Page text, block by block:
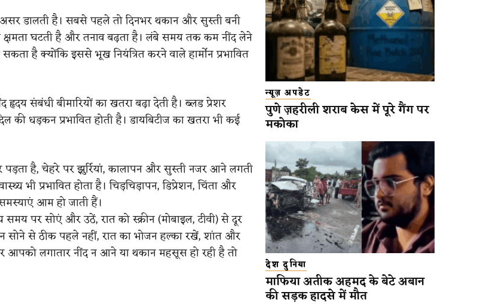
डालती है। सबसे पहले तो दिनभर थकान और सुस्ती बनी
घटती है और तनाव बढ़ता है। लंबे समय तक कम नींद लेने
है क्योंकि इससे भूख नियंत्रित करने वाले हार्मोन प्रभावित
संबंधी बीमारियों का खतरा बढ़ा देती है। ब्लड प्रेशर
की धड़कन प्रभावित होती है। डायबिटीज का खतरा भी कई
है, चेहरे पर झुर्रियां, कालापन और सुस्ती नजर आने लगती
भी प्रभावित होता है। चिड़चिड़ापन, डिप्रेशन, चिंता और
आम हो जाती हैं।
समय पर सोएं और उठें, रात को स्क्रीन (मोबाइल, टीवी) से दूर
सोने से ठीक पहले नहीं, रात का भोजन हल्का रखें, शांत और
लगातार नींद न आने या थकान महसूस हो रही है तो
न्यूज़ अपडेट
पुणे ज़हरीली शराब केस में पूरे गैंग पर
मकोका
देश दुनिया
माफिया अतीक अहमद के बेटे अबान
की सड़क हादसे में मौत